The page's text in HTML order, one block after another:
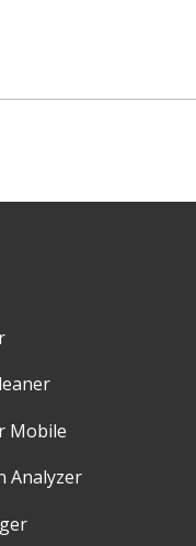
Mobile
Analyzer